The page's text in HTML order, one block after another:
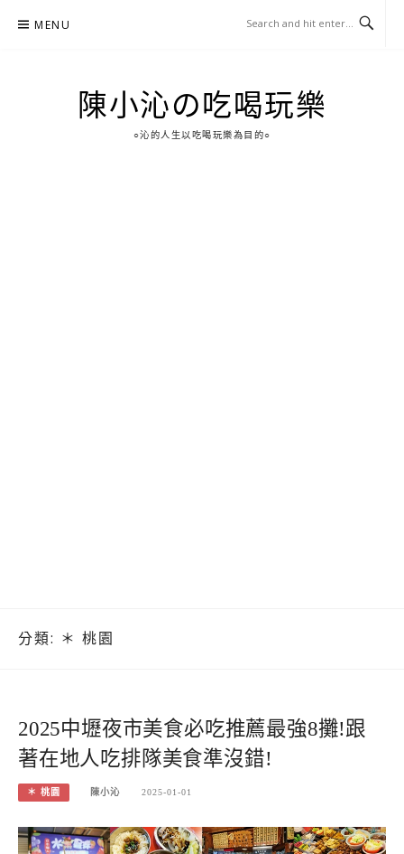
MENU
陳小沁の吃喝玩樂
○沁的人生以吃喝玩樂為目的○
分類: ＊ 桃園
2025中壢夜市美食必吃推薦最強8攤!跟
著在地人吃排隊美食準沒錯!
＊ 桃園 陳小沁 2025-01-01